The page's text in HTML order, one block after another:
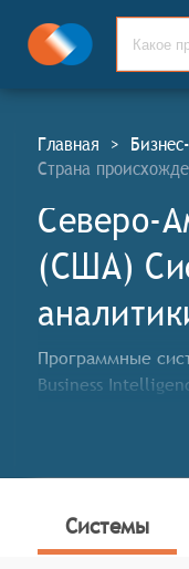
Главная >
Страна
Северо-
(США)
Программные
Business
основании
данных.
Классификатор
Системы